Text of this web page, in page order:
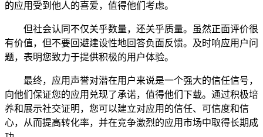
的应用受到他人的喜爱，值得他们考虑。
但社会认同不仅关乎数量，还关乎质量。虽然正面评价很
有价值，但不要回避建设性地回答负面反馈。及时响应用户问
题，表明您致力于提供积极的用户体验。
最终，应用声誉对潜在用户来说是一个强大的信任信号，
向他们保证您的应用兑现了承诺，值得他们下载。通过积极培
养和展示社交证明，您可以建立对应用的信任、可信度和信
心，从而提高转化率，并在竞争激烈的应用市场中取得长期成